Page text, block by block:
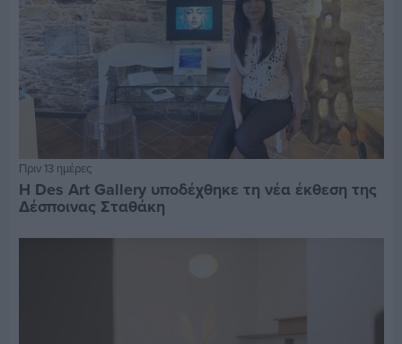
Πριν 13 ημέρες
Η Des Art Gallery υποδέχθηκε τη νέα έκθεση της
Δέσποινας Σταθάκη